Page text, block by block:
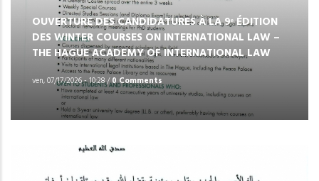
OUVERTURE DES CANDIDATURES À LA 9ᵉ ÉDITION
DES WINTER COURSES ON INTERNATIONAL LAW –
THE HAGUE ACADEMY OF INTERNATIONAL LAW
ven, 07/17/2026 - 10:28/0 Comments